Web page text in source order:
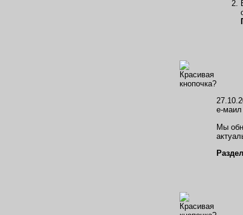
е-
Мы